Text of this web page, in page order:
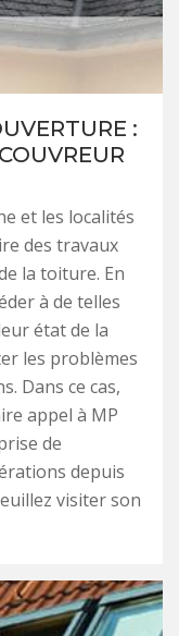
:
et les localités
des travaux
la toiture. En
à de telles
état de la
les problèmes
Dans ce cas,
appel à MP
de
depuis
visiter son